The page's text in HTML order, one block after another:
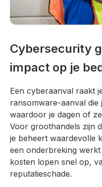
Cybersecurity
impact op je
Een cyberaanval raakt
ransomware-aanval die
waardoor je dagen of
Voor groothandels zijn
je beheert waardevolle
een onderbreking
kosten lopen snel op,
reputatieschade.